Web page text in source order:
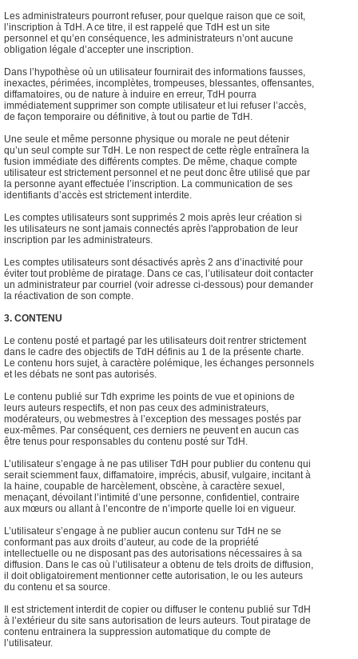
Les administrateurs pourront refuser, pour quelque raison que ce soit,
l’inscription à TdH. A ce titre, il est rappelé que TdH est un site
personnel et qu’en conséquence, les administrateurs n’ont aucune
obligation légale d’accepter une inscription.
Dans l’hypothèse où un utilisateur fournirait des informations fausses,
inexactes, périmées, incomplètes, trompeuses, blessantes, offensantes,
diffamatoires, ou de nature à induire en erreur, TdH pourra
immédiatement supprimer son compte utilisateur et lui refuser l’accès,
de façon temporaire ou définitive, à tout ou partie de TdH.
Une seule et même personne physique ou morale ne peut détenir
qu’un seul compte sur TdH. Le non respect de cette règle entraînera la
fusion immédiate des différents comptes. De même, chaque compte
utilisateur est strictement personnel et ne peut donc être utilisé que par
la personne ayant effectuée l’inscription. La communication de ses
identifiants d’accès est strictement interdite.
Les comptes utilisateurs sont supprimés 2 mois après leur création si
les utilisateurs ne sont jamais connectés après l'approbation de leur
inscription par les administrateurs.
Les comptes utilisateurs sont désactivés après 2 ans d’inactivité pour
éviter tout problème de piratage. Dans ce cas, l’utilisateur doit contacter
un administrateur par courriel (voir adresse ci-dessous) pour demander
la réactivation de son compte.
3. CONTENU
Le contenu posté et partagé par les utilisateurs doit rentrer strictement
dans le cadre des objectifs de TdH définis au 1 de la présente charte.
Le contenu hors sujet, à caractère polémique, les échanges personnels
et les débats ne sont pas autorisés.
Le contenu publié sur Tdh exprime les points de vue et opinions de
leurs auteurs respectifs, et non pas ceux des administrateurs,
modérateurs, ou webmestres à l’exception des messages postés par
eux-mêmes. Par conséquent, ces derniers ne peuvent en aucun cas
être tenus pour responsables du contenu posté sur TdH.
L’utilisateur s’engage à ne pas utiliser TdH pour publier du contenu qui
serait sciemment faux, diffamatoire, imprécis, abusif, vulgaire, incitant à
la haine, coupable de harcèlement, obscène, à caractère sexuel,
menaçant, dévoilant l’intimité d’une personne, confidentiel, contraire
aux mœurs ou allant à l’encontre de n’importe quelle loi en vigueur.
L’utilisateur s’engage à ne publier aucun contenu sur TdH ne se
conformant pas aux droits d’auteur, au code de la propriété
intellectuelle ou ne disposant pas des autorisations nécessaires à sa
diffusion. Dans le cas où l’utilisateur a obtenu de tels droits de diffusion,
il doit obligatoirement mentionner cette autorisation, le ou les auteurs
du contenu et sa source.
Il est strictement interdit de copier ou diffuser le contenu publié sur TdH
à l’extérieur du site sans autorisation de leurs auteurs. Tout piratage de
contenu entrainera la suppression automatique du compte de
l’utilisateur.